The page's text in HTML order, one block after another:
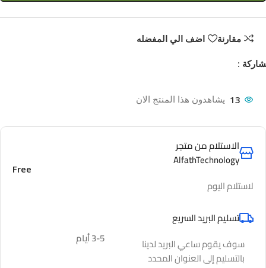
مقارنة اضف الي المفضله
:
13 يشاهدون هذا المنتج الان
الاستلام من متجر
AlfathTechnology
لاستلام اليوم
Free
تسليم البريد السريع
سوف يقوم ساعي البريد لدينا
بالتسليم إلى العنوان المحدد
3-5 أيام